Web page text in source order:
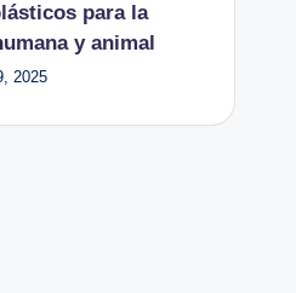
para la
y animal
2025